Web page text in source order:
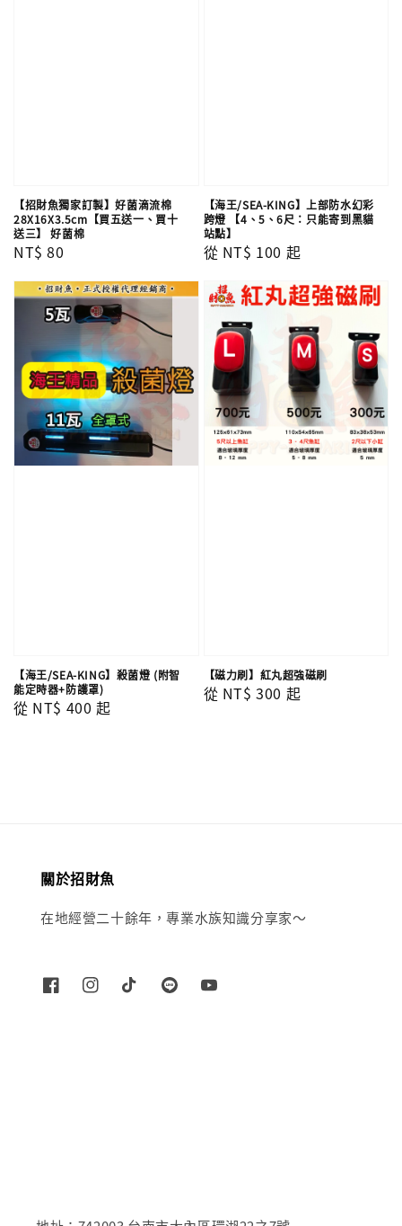
【招財魚獨家訂製】好菌滴流棉
28X16X3.5cm【買五送一、買十
送三】 好菌棉
Regular
NT$ 80
【海王/SEA-KING】上部防水幻彩
跨燈 【4、5、6尺：只能寄到黑貓
站點】
Regular
從 NT$ 100 起
【海王/SEA-KING】殺菌燈 (附智
能定時器+防護罩)
Regular
從 NT$ 400 起
【磁力刷】紅丸超強磁刷
Regular
從 NT$ 300 起
關於招財魚
在地經營二十餘年，專業水族知識分享家～